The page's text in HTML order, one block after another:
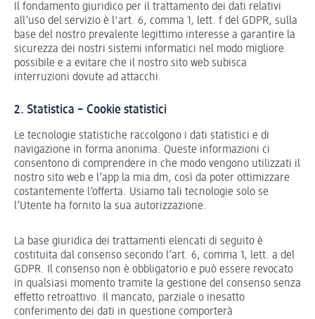
Il fondamento giuridico per il trattamento dei dati relativi
all’uso del servizio è l'art. 6, comma 1, lett. f del GDPR, sulla
base del nostro prevalente legittimo interesse a garantire la
sicurezza dei nostri sistemi informatici nel modo migliore
possibile e a evitare che il nostro sito web subisca
interruzioni dovute ad attacchi.
2. Statistica – Cookie statistici
Le tecnologie statistiche raccolgono i dati statistici e di
navigazione in forma anonima. Queste informazioni ci
consentono di comprendere in che modo vengono utilizzati il
nostro sito web e l’app la mia dm, così da poter ottimizzare
costantemente l’offerta. Usiamo tali tecnologie solo se
l’Utente ha fornito la sua autorizzazione.
La base giuridica dei trattamenti elencati di seguito è
costituita dal consenso secondo l’art. 6, comma 1, lett. a del
GDPR. Il consenso non è obbligatorio e può essere revocato
in qualsiasi momento tramite la gestione del consenso senza
effetto retroattivo. Il mancato, parziale o inesatto
conferimento dei dati in questione comporterà